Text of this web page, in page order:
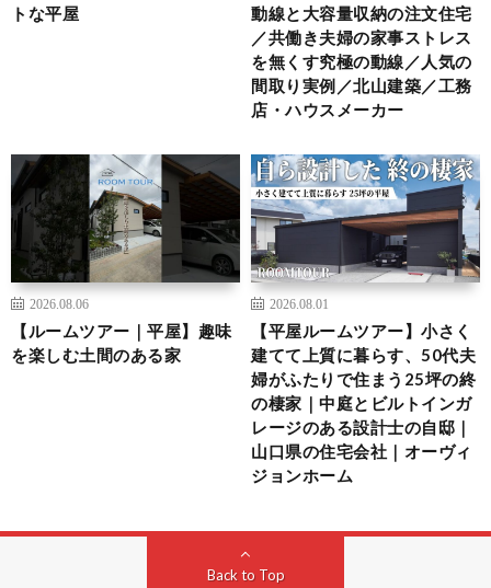
トな平屋
動線と大容量収納の注文住宅
／共働き夫婦の家事ストレス
を無くす究極の動線／人気の
間取り実例／北山建築／工務
店・ハウスメーカー
2026.08.06
【ルームツアー｜平屋】趣味
を楽しむ土間のある家
2026.08.01
【平屋ルームツアー】小さく
建てて上質に暮らす、50代夫
婦がふたりで住まう25坪の終
の棲家｜中庭とビルトインガ
レージのある設計士の自邸｜
山口県の住宅会社｜オーヴィ
ジョンホーム
Back to Top